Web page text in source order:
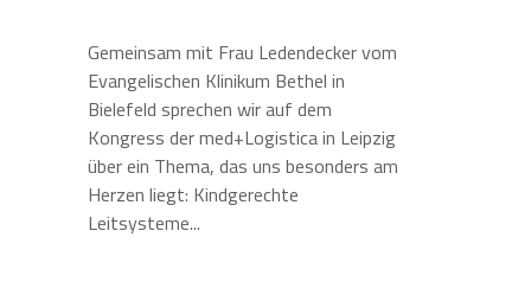
Gemeinsam mit Frau Ledendecker vom
Evangelischen Klinikum Bethel in
Bielefeld sprechen wir auf dem
Kongress der med+Logistica in Leipzig
über ein Thema, das uns besonders am
Herzen liegt: Kindgerechte
Leitsysteme